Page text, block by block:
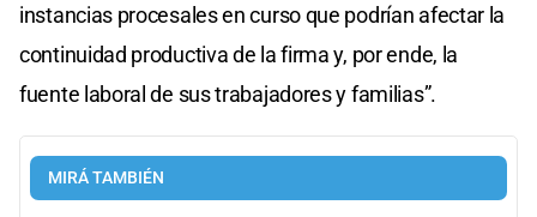
instancias procesales en curso que podrían afectar la
continuidad productiva de la firma y, por ende, la
fuente laboral de sus trabajadores y familias”.
MIRÁ TAMBIÉN